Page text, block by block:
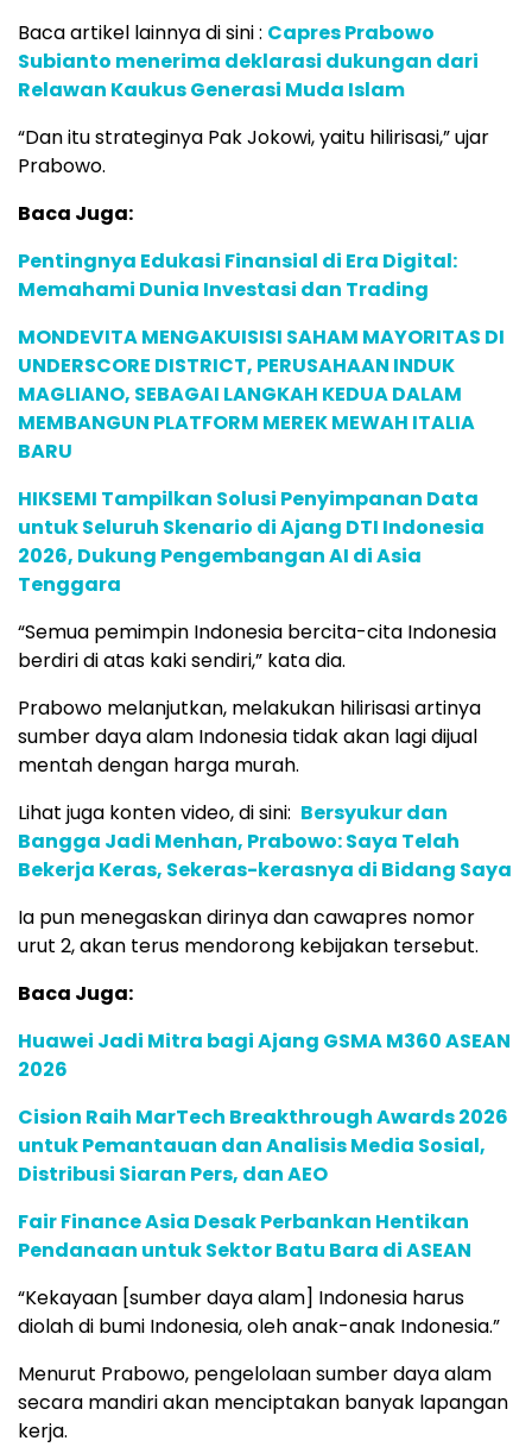
Baca artikel lainnya di sini : Capres Prabowo
Subianto menerima deklarasi dukungan dari
Relawan Kaukus Generasi Muda Islam
“Dan itu strateginya Pak Jokowi, yaitu hilirisasi,” ujar
Prabowo.
Baca Juga:
Pentingnya Edukasi Finansial di Era Digital:
Memahami Dunia Investasi dan Trading
MONDEVITA MENGAKUISISI SAHAM MAYORITAS DI
UNDERSCORE DISTRICT, PERUSAHAAN INDUK
MAGLIANO, SEBAGAI LANGKAH KEDUA DALAM
MEMBANGUN PLATFORM MEREK MEWAH ITALIA
BARU
HIKSEMI Tampilkan Solusi Penyimpanan Data
untuk Seluruh Skenario di Ajang DTI Indonesia
2026, Dukung Pengembangan AI di Asia
Tenggara
“Semua pemimpin Indonesia bercita-cita Indonesia
berdiri di atas kaki sendiri,” kata dia.
Prabowo melanjutkan, melakukan hilirisasi artinya
sumber daya alam Indonesia tidak akan lagi dijual
mentah dengan harga murah.
Lihat juga konten video, di sini: Bersyukur dan
Bangga Jadi Menhan, Prabowo: Saya Telah
Bekerja Keras, Sekeras-kerasnya di Bidang Saya
Ia pun menegaskan dirinya dan cawapres nomor
urut 2, akan terus mendorong kebijakan tersebut.
Baca Juga:
Huawei Jadi Mitra bagi Ajang GSMA M360 ASEAN
2026
Cision Raih MarTech Breakthrough Awards 2026
untuk Pemantauan dan Analisis Media Sosial,
Distribusi Siaran Pers, dan AEO
Fair Finance Asia Desak Perbankan Hentikan
Pendanaan untuk Sektor Batu Bara di ASEAN
“Kekayaan [sumber daya alam] Indonesia harus
diolah di bumi Indonesia, oleh anak-anak Indonesia.”
Menurut Prabowo, pengelolaan sumber daya alam
secara mandiri akan menciptakan banyak lapangan
kerja.